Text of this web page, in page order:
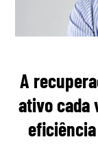
A
ativo cada